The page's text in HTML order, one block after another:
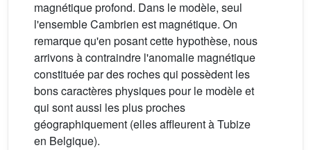
magnétique profond. Dans le modèle, seul
l'ensemble Cambrien est magnétique. On
remarque qu'en posant cette hypothèse, nous
arrivons à contraindre l'anomalie magnétique
constituée par des roches qui possèdent les
bons caractères physiques pour le modèle et
qui sont aussi les plus proches
géographiquement (elles affleurent à Tubize
en Belgique).